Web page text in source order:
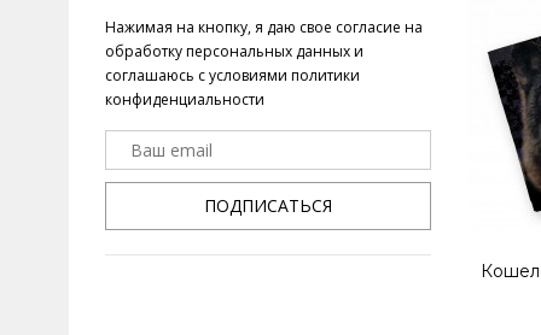
Нажимая на кнопку, я даю свое согласие на
обработку персональных данныхи
соглашаюсь с условиями политики
конфиденциальности
ПОДПИСАТЬСЯ